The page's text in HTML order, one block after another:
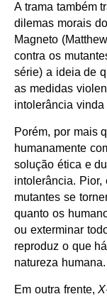
A trama também
dilemas morais
Magneto
contra os
série) a ideia de
as medidas
intolerância
Porém, por mais
humanamente
solução ética e
intolerância.
mutantes se
quanto os
ou exterminar
reproduz o que
natureza humana.
Em outra frente,